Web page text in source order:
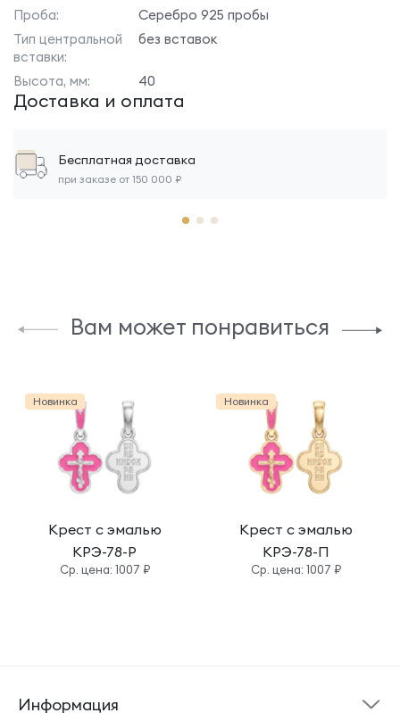
Проба:
Серебро 925 пробы
Тип центральной
вставки:
без вставок
Высота, мм: 40
Доставка и оплата
Бесплатная доставка
при заказе от 150 000 ₽
Вам может понравиться
Новинка
Крест с эмалью
КРЭ-78-Р
Cр. цена: 1007 ₽
Новинка
Крест с эмалью
КРЭ-78-П
Cр. цена: 1007 ₽
Информация
Склад готовой